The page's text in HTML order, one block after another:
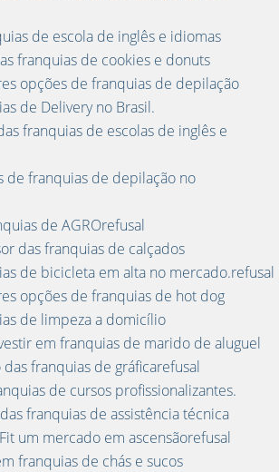
de escola de inglês e idiomas
franquias de cookies e donuts
opções de franquias de depilação
de Delivery no Brasil.
franquias de escolas de inglês e
de franquias de depilação no
de AGROrefusal
das franquias de calçados
de bicicleta em alta no mercado.refusal
opções de franquias de hot dog
de limpeza a domicílio
em franquias de marido de aluguel
franquias de gráficarefusal
de cursos profissionalizantes.
franquias de assistência técnica
um mercado em ascensãorefusal
franquias de chás e sucos